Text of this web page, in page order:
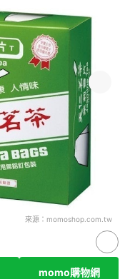
來源： momoshop.com.tw
momo購物網